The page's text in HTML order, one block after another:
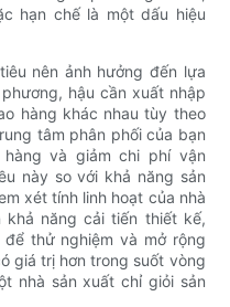
hạn chế là một dấu hiệu
nên ảnh hưởng đến lựa
hậu cần xuất nhập
hàng khác nhau tùy theo
tâm phân phối của bạn
và giảm chi phí vận
này so với khả năng sản
xét tính linh hoạt của nhà
khả năng cải tiến thiết kế,
thử nghiệm và mở rộng
giá trị hơn trong suốt vòng
nhà sản xuất chỉ giỏi sản